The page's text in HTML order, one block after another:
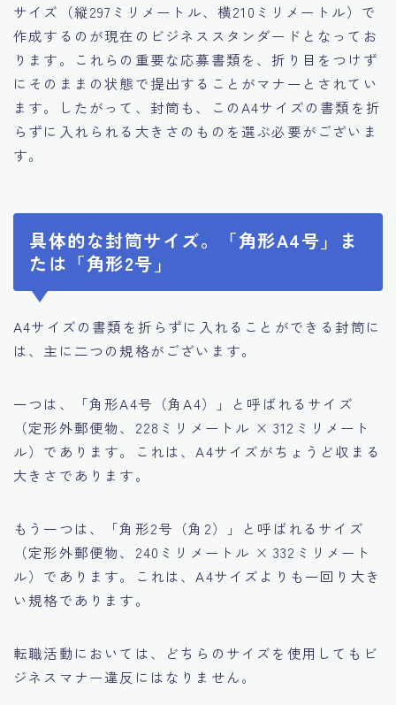
サイズ（縦297ミリメートル、横210ミリメートル）で
作成するのが現在のビジネススタンダードとなってお
ります。これらの重要な応募書類を、折り目をつけず
にそのままの状態で提出することがマナーとされてい
ます。したがって、封筒も、このA4サイズの書類を折
らずに入れられる大きさのものを選ぶ必要がございま
す。
具体的な封筒サイズ。「角形A4号」ま
たは「角形2号」
A4サイズの書類を折らずに入れることができる封筒に
は、主に二つの規格がございます。
一つは、「角形A4号（角A4）」と呼ばれるサイズ
（定形外郵便物、228ミリメートル × 312ミリメート
ル）であります。これは、A4サイズがちょうど収まる
大きさであります。
もう一つは、「角形2号（角2）」と呼ばれるサイズ
（定形外郵便物、240ミリメートル × 332ミリメート
ル）であります。これは、A4サイズよりも一回り大き
い規格であります。
転職活動においては、どちらのサイズを使用してもビ
ジネスマナー違反にはなりません。